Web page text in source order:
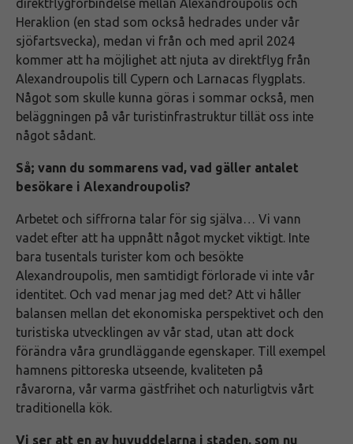
direktflygförbindelse mellan Alexandroupolis och
Heraklion (en stad som också hedrades under vår
sjöfartsvecka), medan vi från och med april 2024
kommer att ha möjlighet att njuta av direktflyg från
Alexandroupolis till Cypern och Larnacas flygplats.
Något som skulle kunna göras i sommar också, men
beläggningen på vår turistinfrastruktur tillät oss inte
något sådant.
Så; vann du sommarens vad, vad gäller antalet
besökare i Alexandroupolis?
Arbetet och siffrorna talar för sig själva… Vi vann
vadet efter att ha uppnått något mycket viktigt. Inte
bara tusentals turister kom och besökte
Alexandroupolis, men samtidigt förlorade vi inte vår
identitet. Och vad menar jag med det? Att vi håller
balansen mellan det ekonomiska perspektivet och den
turistiska utvecklingen av vår stad, utan att dock
förändra våra grundläggande egenskaper. Till exempel
hamnens pittoreska utseende, kvaliteten på
råvarorna, vår varma gästfrihet och naturligtvis vårt
traditionella kök.
Vi ser att en av huvuddelarna i staden, som nu